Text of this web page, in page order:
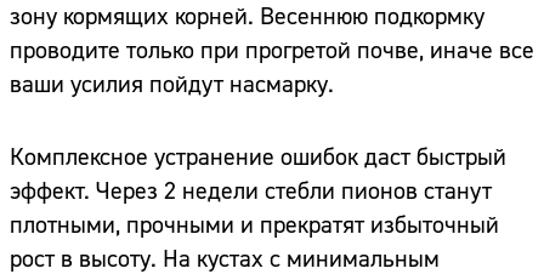
зону кормящих корней. Весеннюю подкормку
проводите только при прогретой почве, иначе все
ваши усилия пойдут насмарку.
Комплексное устранение ошибок даст быстрый
эффект. Через 2 недели стебли пионов станут
плотными, прочными и прекратят избыточный
рост в высоту. На кустах с минимальным